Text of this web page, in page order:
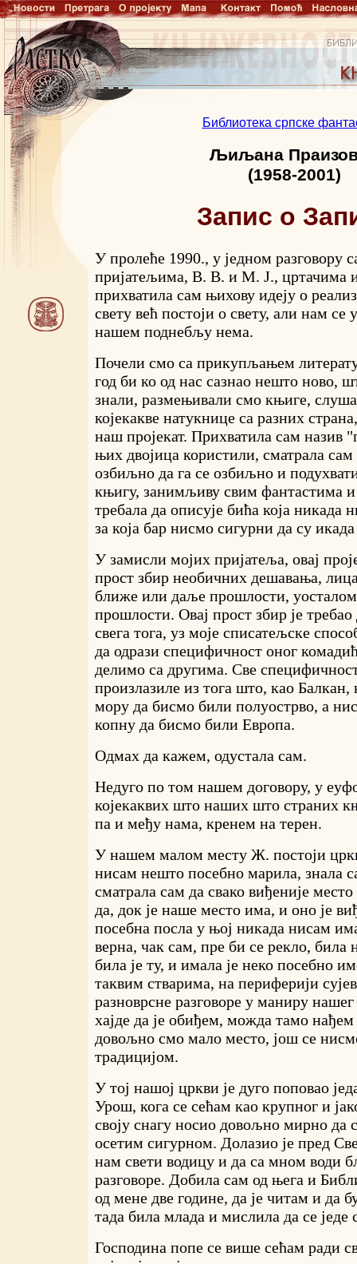
Библиотека српске
Љиљана
(1958-2001)
Запис о
У пролеће 1990., у једном разговору
пријатељима, В. В. и М. Ј., цртачима
прихватила сам њихову идеју о
свету већ постоји о свету, али нам се
нашем поднебљу нема.
Почели смо са прикупљањем
год би ко од нас сазнао нешто ново,
знали, размењивали смо књиге,
којекакве натукнице са разних
наш пројекат. Прихватила сам назив
њих двојица користили, сматрала
озбиљно да га се озбиљно и
књигу, занимљиву свим фантастима и
требала да описује бића која никада
за која бар нисмо сигурни да су икада
У замисли мојих пријатеља, овај
прост збир необичних дешавања,
ближе или даље прошлости,
прошлости. Овај прост збир је
свега тога, уз моје списатељске
да одрази специфичност оног
делимо са другима. Све
произлазиле из тога што, као
мору да бисмо били полуострво, а
копну да бисмо били Европа.
Одмах да кажем, одустала сам.
Недуго по том нашем договору, у
којекаквих што наших што страних
па и међу нама, кренем на терен.
У нашем малом месту Ж. постоји
нисам нешто посебно марила, знала
сматрала сам да свако виђеније
да, док је наше место има, и оно је
посебна посла у њој никада нисам
верна, чак сам, пре би се рекло, била
била је ту, и имала је неко посебно
таквим стварима, на периферији
разноврсне разговоре у маниру
хајде да је обиђем, можда тамо
довољно смо мало место, још се
традицијом.
У тој нашој цркви је дуго поповао
Урош, кога се сећам као крупног и
своју снагу носио довољно мирно да
осетим сигурном. Долазио је пред
нам свети водицу и да са мном води
разговоре. Добила сам од њега и
од мене две године, да је читам и да
тада била млада и мислила да се једе
Господина попе се више сећам ради